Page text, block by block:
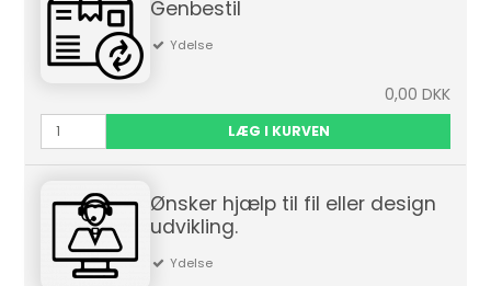
Genbestil
Ydelse
0,00 DKK
LÆG I KURVEN
Ønsker hjælp til fil eller design
udvikling.
Ydelse